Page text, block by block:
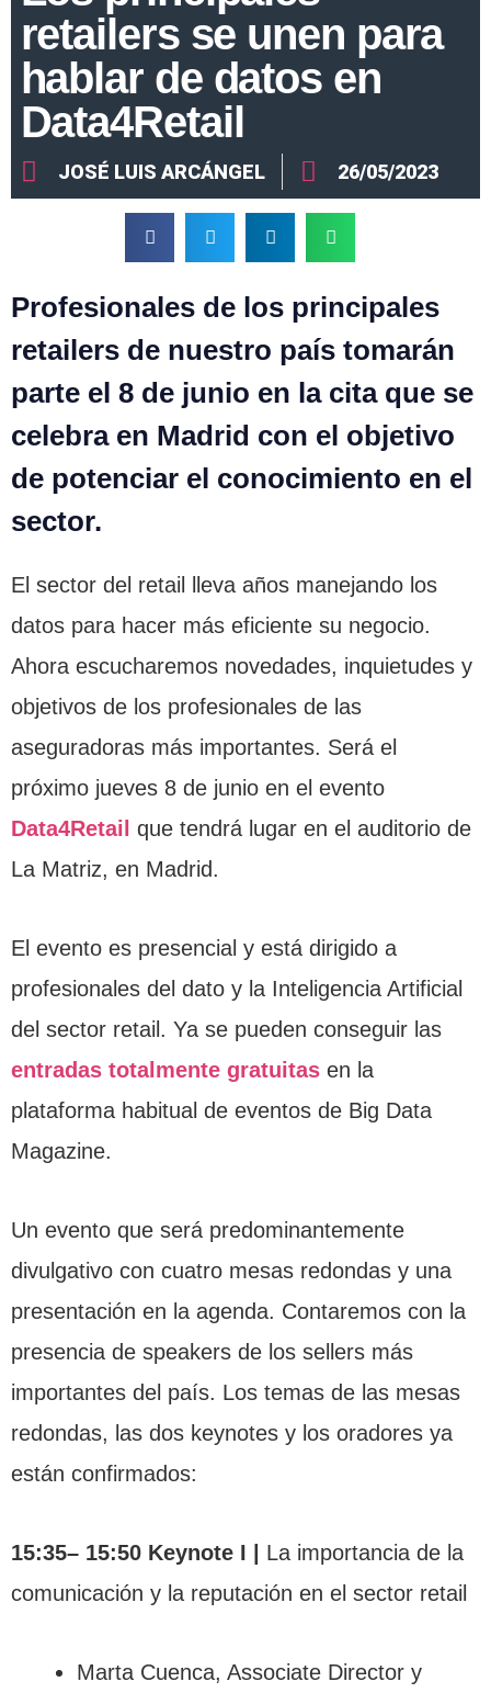
retailers se unen para
hablar de datos en
Data4Retail
JOSÉ LUIS ARCÁNGEL 26/05/2023
Profesionales de los principales
retailers de nuestro país tomarán
parte el 8 de junio en la cita que se
celebra en Madrid con el objetivo
de potenciar el conocimiento en el
sector.
El sector del retail lleva años manejando los
datos para hacer más eficiente su negocio.
Ahora escucharemos novedades, inquietudes y
objetivos de los profesionales de las
aseguradoras más importantes. Será el
próximo jueves 8 de junio en el evento
Data4Retail que tendrá lugar en el auditorio de
La Matriz, en Madrid.
El evento es presencial y está dirigido a
profesionales del dato y la Inteligencia Artificial
del sector retail. Ya se pueden conseguir las
entradas totalmente gratuitas en la
plataforma habitual de eventos de Big Data
Magazine.
Un evento que será predominantemente
divulgativo con cuatro mesas redondas y una
presentación en la agenda. Contaremos con la
presencia de speakers de los sellers más
importantes del país. Los temas de las mesas
redondas, las dos keynotes y los oradores ya
están confirmados:
15:35– 15:50 Keynote I | La importancia de la
comunicación y la reputación en el sector retail
Marta Cuenca, Associate Director y